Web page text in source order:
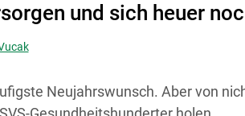
und sich heuer
Neujahrswunsch. Aber von